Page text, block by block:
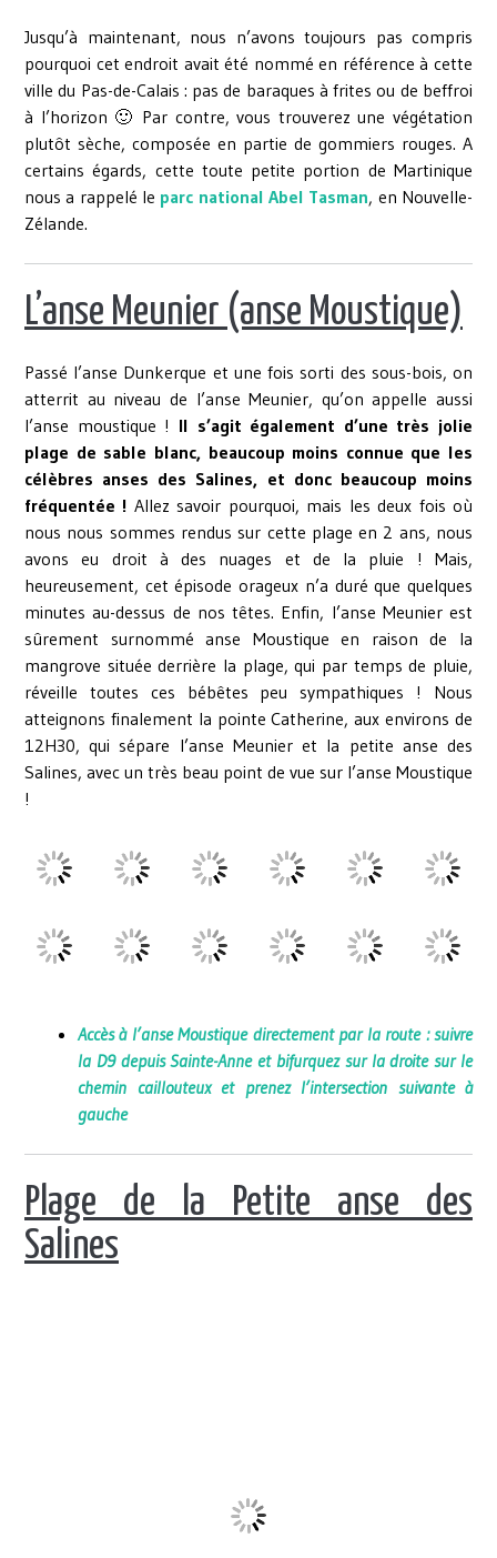
Jusqu’à maintenant, nous n’avons toujours pas compris
pourquoi cet endroit avait été nommé en référence à cette
ville du Pas-de-Calais : pas de baraques à frites ou de beffroi
à l’horizon 🙂 Par contre, vous trouverez une végétation
plutôt sèche, composée en partie de gommiers rouges. A
certains égards, cette toute petite portion de Martinique
nous a rappelé le parc national Abel Tasman, en Nouvelle-
Zélande.
L’anse Meunier (anse Moustique)
Passé l’anse Dunkerque et une fois sorti des sous-bois, on
atterrit au niveau de l’anse Meunier, qu’on appelle aussi
l’anse moustique ! Il s’agit également d’une très jolie
plage de sable blanc, beaucoup moins connue que les
célèbres anses des Salines, et donc beaucoup moins
fréquentée ! Allez savoir pourquoi, mais les deux fois où
nous nous sommes rendus sur cette plage en 2 ans, nous
avons eu droit à des nuages et de la pluie ! Mais,
heureusement, cet épisode orageux n’a duré que quelques
minutes au-dessus de nos têtes. Enfin, l’anse Meunier est
sûrement surnommé anse Moustique en raison de la
mangrove située derrière la plage, qui par temps de pluie,
réveille toutes ces bébêtes peu sympathiques ! Nous
atteignons finalement la pointe Catherine, aux environs de
12H30, qui sépare l’anse Meunier et la petite anse des
Salines, avec un très beau point de vue sur l’anse Moustique
!
Accès à l’anse Moustique directement par la route : suivre
la D9 depuis Sainte-Anne et bifurquez sur la droite sur le
chemin caillouteux et prenez l’intersection suivante à
gauche
Plage de la Petite anse des
Salines